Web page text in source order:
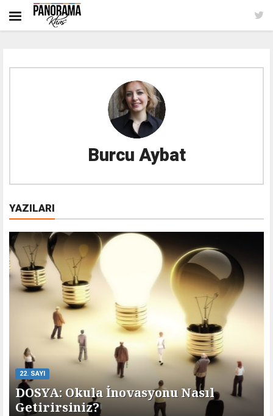
Burcu Aybat
YAZILARI
22. SAYI
DOSYA: Okula İnovasyonu Nasıl
Getirirsiniz?